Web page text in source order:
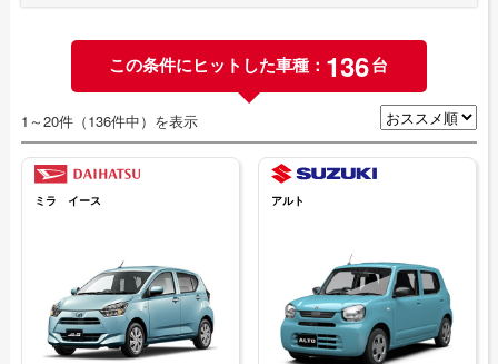
この条件にヒットした車種： 136台
1～20件（136件中）を表示
ミラ イース アルト